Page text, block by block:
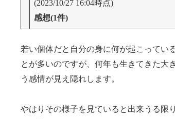
(2023/10/27 16:04時点)
感想(1件)
若い個体だと自分の身に何が起こってい
とが多いのですが、何年も生きてきた大
う感情が見え隠れします。
やはりその様子を見ていると出来うる限